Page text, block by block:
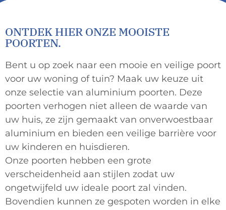
ONTDEK HIER ONZE MOOISTE
POORTEN.
Bent u op zoek naar een mooie en veilige poort
voor uw woning of tuin? Maak uw keuze uit
onze selectie van aluminium poorten. Deze
poorten verhogen niet alleen de waarde van
uw huis, ze zijn gemaakt van onverwoestbaar
aluminium en bieden een veilige barrière voor
uw kinderen en huisdieren.
Onze poorten hebben een grote
verscheidenheid aan stijlen zodat uw
ongetwijfeld uw ideale poort zal vinden.
Bovendien kunnen ze gespoten worden in elke